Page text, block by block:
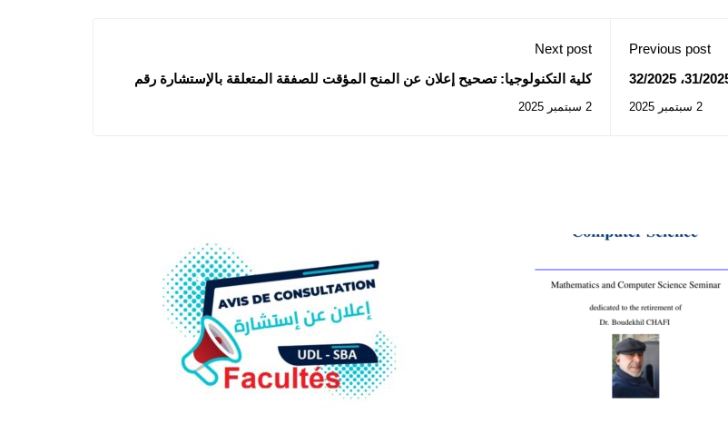
Previous post
2 سبتمبر 2025
Next post
كلية التكنولوجيا: تصحيح إعلان عن المنح المؤقت للصفقة المتعلقة بالإستشارة رقم
2 سبتمبر 2025